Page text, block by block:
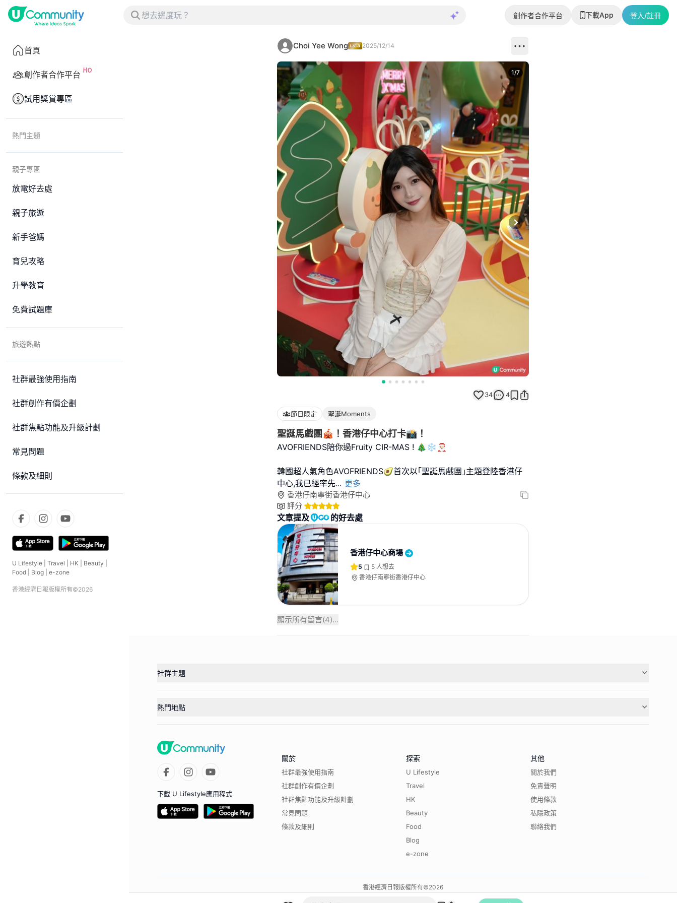
創作者合作平台 下載App 登入/註冊
首頁
創作者合作平台
試用獎賞專區
熱門主題
親子專區
放電好去處
親子旅遊
新手爸媽
育兒攻略
升學教育
免費試題庫
旅遊熱點
社群最強使用指南
社群創作有價企劃
社群焦點功能及升級計劃
常見問題
條款及細則
U Lifestyle Travel HK Beauty
Food
Blog e-zone
香港經濟日報版權所有©2026
Choi Yee Wong 2025/12/14
Next slide
1/7
34 4
節日限定 聖誕Moments
聖誕馬戲團🎪！香港仔中心打卡📸！
AVOFRIENDS陪你過Fruity CIR-MAS ! 🎄❄️🎅🏻
韓國超人氣角色AVOFRIENDS🥑首次以｢聖誕馬戲團｣主題登陸香港仔
中心,我已經率先... 更多
香港仔南寧街香港仔中心
評分
文章提及 的好去處
香港仔中心商場
5 5 人想去
香港仔南寧街香港仔中心
顯示所有留言(4)...
社群主題
熱門地點
下載 U Lifestyle應用程式
關於
社群最強使用指南
社群創作有價企劃
社群焦點功能及升級計劃
常見問題
條款及細則
探索
U Lifestyle
Travel
HK
Beauty
Food
Blog
e-zone
其他
關於我們
免責聲明
使用條款
私隱政策
聯絡我們
香港經濟日報版權所有©2026